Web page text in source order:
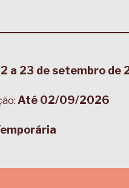
a 23 de setembro de
Até 02/09/2026